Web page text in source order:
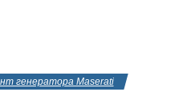
генератора Maserati